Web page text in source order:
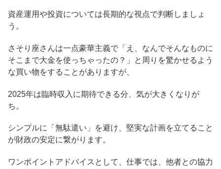
資産運用や投資については長期的な視点で判断しましょ
う。
さそり座さんは一点豪華主義で「え、なんでそんなものに
そこまで大金を使っちゃったの？」と周りを驚かせるよう
な買い物をすることがありますが、
2025年は臨時収入に期待できる分、気が大きくなりが
ち。
シンプルに「無駄遣い」を避け、堅実な計画を立てること
が財政の安定に繋がります。
ワンポイントアドバイスとして、仕事では、他者との協力